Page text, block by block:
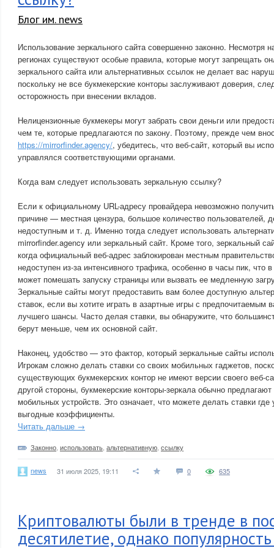
Блог им. news
Использование зеркального сайта совершенно законно. Несмотря
регионах существуют особые правила, которые могут запрещать
зеркального сайта или альтернативных ссылок не делает вас
поскольку не все букмекерские конторы заслуживают доверия,
осторожность при внесении вкладов.
Нелицензионные букмекеры могут забрать свои деньги или
чем те, которые предлагаются по закону. Поэтому, прежде чем
https://mirrorfinder.agency/, убедитесь, что веб-сайт, который вы
управлялся соответствующими органами.
Когда вам следует использовать зеркальную ссылку?
Если к официальному URL-адресу провайдера невозможно
причине — местная цензура, большое количество пользователей,
недоступным и т. д. Именно тогда следует использовать
mirrorfinder.agency или зеркальный сайт. Кроме того, зеркальный
когда официальный веб-адрес заблокирован местным
недоступен из-за интенсивного трафика, особенно в часы пик, что
может помешать запуску страницы или вызвать ее медленную
Зеркальные сайты могут предоставить вам более доступную
ставок, если вы хотите играть в азартные игры с предпочитаемым
лучшего шансы. Часто делая ставки, вы обнаружите, что
берут меньше, чем их основной сайт.
Наконец, удобство — это фактор, который зеркальные сайты
Игрокам сложно делать ставки со своих мобильных гаджетов,
существующих букмекерских контор не имеют версии своего веб-
другой стороны, букмекерские конторы-зеркала обычно
мобильных устройств. Это означает, что можете делать ставки
выгодные коэффициенты.
Читать дальше →
Законно использовать альтернативную ссылку
news 31 июля 2025, 19:11 0 635
Криптовалюты были в тренде в
десятилетие, однако